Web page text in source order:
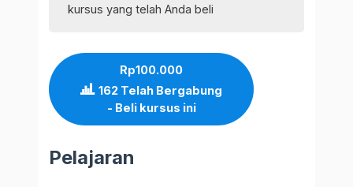
kursus yang telah Anda beli
Rp100.000
162 Telah Bergabung
- Beli kursus ini
Pelajaran